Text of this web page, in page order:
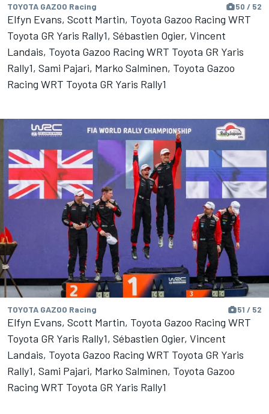
TOYOTA GAZOO Racing 50 / 52
Elfyn Evans, Scott Martin, Toyota Gazoo Racing WRT
Toyota GR Yaris Rally1, Sébastien Ogier, Vincent
Landais, Toyota Gazoo Racing WRT Toyota GR Yaris
Rally1, Sami Pajari, Marko Salminen, Toyota Gazoo
Racing WRT Toyota GR Yaris Rally1
TOYOTA GAZOO Racing 51 / 52
Elfyn Evans, Scott Martin, Toyota Gazoo Racing WRT
Toyota GR Yaris Rally1, Sébastien Ogier, Vincent
Landais, Toyota Gazoo Racing WRT Toyota GR Yaris
Rally1, Sami Pajari, Marko Salminen, Toyota Gazoo
Racing WRT Toyota GR Yaris Rally1